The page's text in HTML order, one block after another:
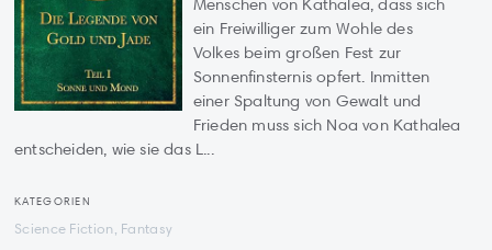
ein Freiwilliger zum Wohle des
Volkes beim großen Fest zur
Sonnenfinsternis opfert. Inmitten
einer Spaltung von Gewalt und
Frieden muss sich Noa von Kathalea
entscheiden, wie sie das L...
KATEGORIEN
Science Fiction, Fantasy